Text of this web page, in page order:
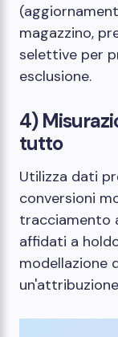
magazzino,
selettive per
esclusione.
4)
tutto
Utilizza dati
conversioni
tracciamento
affidati a
modellazione